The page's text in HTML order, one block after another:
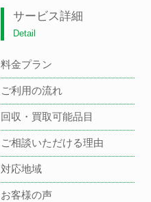
サービス詳細
Detail
料金プラン
ご利用の流れ
回収・買取可能品目
ご相談いただける理由
対応地域
お客様の声